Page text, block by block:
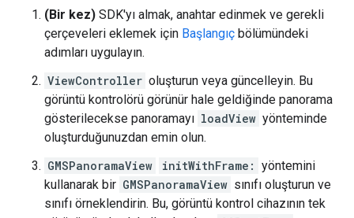
(Bir kez) SDK'yı almak, anahtar edinmek ve gerekli
çerçeveleri eklemek için Başlangıç bölümündeki
adımları uygulayın.
ViewController oluşturun veya güncelleyin. Bu
görüntü kontrolörü görünür hale geldiğinde panorama
gösterilecekse panoramayı loadView yönteminde
oluşturduğunuzdan emin olun.
GMSPanoramaView
initWithFrame: yöntemini
kullanarak bir GMSPanoramaView sınıfı oluşturun ve
sınıfı örneklendirin. Bu, görüntü kontrol cihazının tek